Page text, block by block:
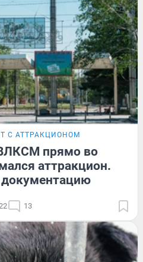
С АТТРАКЦИОНОМ
прямо во
аттракцион.
13